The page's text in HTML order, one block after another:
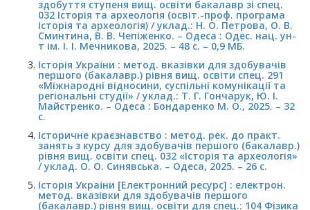
здобуття ступеня вищ. освіти бакалавр зі спец.
032 Історія та археологія (освіт.-проф. програма
Історія та археологія) / уклад.: Н. О. Петрова, О. В.
Сминтина, В. В. Чепіженко. – Одеса : Одес. нац. ун-
т ім. І. І. Мечникова, 2025. – 48 с. – 0,9 МБ.
Історія України : метод. вказівки для здобувачів
першого (бакалавр.) рівня вищ. освіти спец. 291
«Міжнародні відносини, суспільні комунікації та
регіональні студії» / уклад.: Т. Г. Гончарук, Ю. І.
Майстренко. – Одеса : Бондаренко М. О., 2025. – 32
с.
Історичне краєзнавство : метод. рек. до практ.
занять з курсу для здобувачів першого (бакалавр.)
рівня вищ. освіти спец. 032 «Історія та археологія»
/ уклад. О. О. Синявська. – Одеса, 2025. – 26 c.
Історія України [Електронний ресурс] : електрон.
метод. вказівки для здобувачів першого
(бакалавр.) рівня вищ. освіти для спец.: 104 Фізика